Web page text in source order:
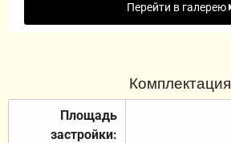
Перейти в галерею
Комплектация
Площадь
застройки: